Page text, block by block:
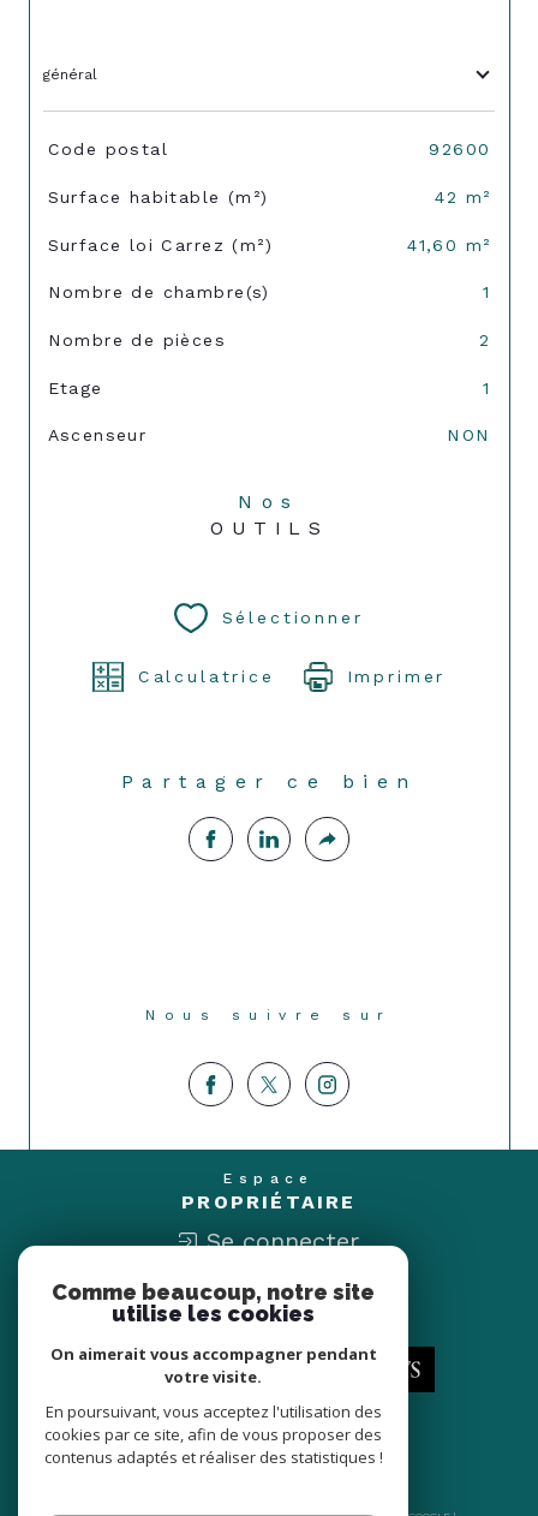
général
TRAD_SIROCCO_Caracteristique
Code postal 92600
Surface habitable (m²) 42 m²
Surface loi Carrez (m²) 41,60 m²
Nombre de chambre(s) 1
Nombre de pièces 2
Etage 1
Ascenseur NON
Nos
OUTILS
Sélectionner
Calculatrice Imprimer
Partager ce bien
Nous suivre sur
Espace
PROPRIÉTAIRE
Se connecter
Nous
ADHÉRONS
Comme beaucoup, notre site
utilise les cookies
On aimerait vous accompagner pendant
votre visite.
En poursuivant, vous acceptez l'utilisation des
cookies par ce site, afin de vous proposer des
contenus adaptés et réaliser des statistiques !